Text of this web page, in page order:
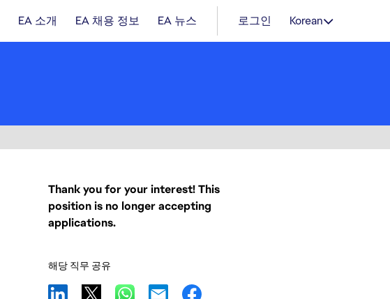
EA 소개 EA 채용 정보 EA 뉴스 로그인 Korean
Thank you for your interest! This
position is no longer accepting
applications.
해당 직무 공유